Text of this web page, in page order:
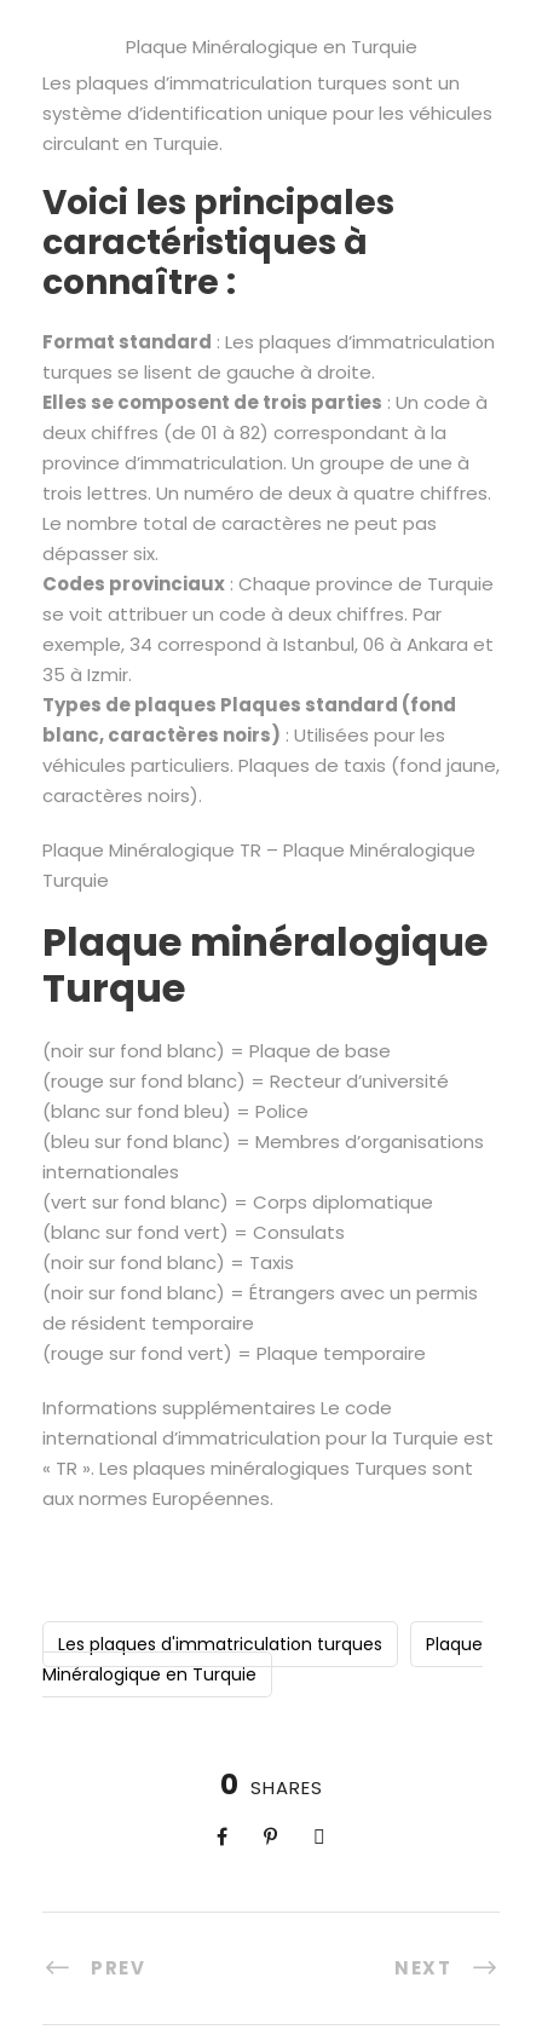
Plaque Minéralogique en Turquie
Les plaques d’immatriculation turques sont un
système d’identification unique pour les véhicules
circulant en Turquie.
Voici les principales
caractéristiques à
connaître :
Format standard : Les plaques d’immatriculation
turques se lisent de gauche à droite.
Elles se composent de trois parties : Un code à
deux chiffres (de 01 à 82) correspondant à la
province d’immatriculation. Un groupe de une à
trois lettres. Un numéro de deux à quatre chiffres.
Le nombre total de caractères ne peut pas
dépasser six.
Codes provinciaux : Chaque province de Turquie
se voit attribuer un code à deux chiffres. Par
exemple, 34 correspond à Istanbul, 06 à Ankara et
35 à Izmir.
Types de plaques Plaques standard (fond
blanc, caractères noirs) : Utilisées pour les
véhicules particuliers. Plaques de taxis (fond jaune,
caractères noirs).
Plaque Minéralogique TR – Plaque Minéralogique
Turquie
Plaque minéralogique
Turque
(noir sur fond blanc) = Plaque de base
(rouge sur fond blanc) = Recteur d’université
(blanc sur fond bleu) = Police
(bleu sur fond blanc) = Membres d’organisations
internationales
(vert sur fond blanc) = Corps diplomatique
(blanc sur fond vert) = Consulats
(noir sur fond blanc) = Taxis
(noir sur fond blanc) = Étrangers avec un permis
de résident temporaire
(rouge sur fond vert) = Plaque temporaire
Informations supplémentaires Le code
international d’immatriculation pour la Turquie est
« TR ». Les plaques minéralogiques Turques sont
aux normes Européennes.
Les plaques d'immatriculation turques
Plaque
Minéralogique en Turquie
0 SHARES
PREV NEXT